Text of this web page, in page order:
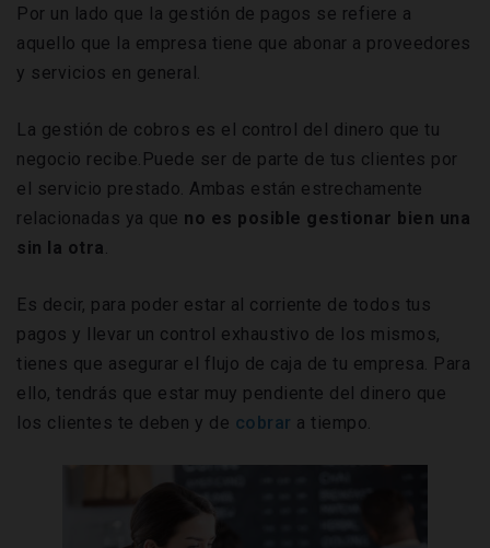
Por un lado que la gestión de pagos se refiere a
aquello que la empresa tiene que abonar a proveedores
y servicios en general.
La gestión de cobros es el control del dinero que tu
negocio recibe.Puede ser de parte de tus clientes por
el servicio prestado. Ambas están estrechamente
relacionadas ya que no es posible gestionar bien una
sin la otra.
Es decir, para poder estar al corriente de todos tus
pagos y llevar un control exhaustivo de los mismos,
tienes que asegurar el flujo de caja de tu empresa. Para
ello, tendrás que estar muy pendiente del dinero que
los clientes te deben y de cobrar a tiempo.